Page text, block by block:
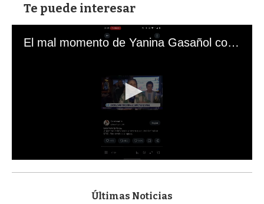
Te puede interesar
El mal momento de Yanina Gasañol con un hincha argentino en "Subrayado"
s
Últimas Noticias